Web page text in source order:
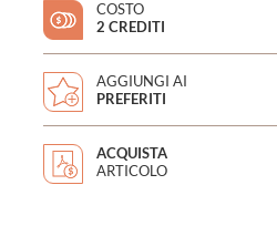
COSTO
2 CREDITI
AGGIUNGI AI
PREFERITI
ACQUISTA
ARTICOLO